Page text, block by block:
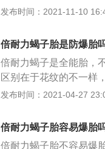
于生产子午线轿车轮胎
家工厂，并给很多汽车
轮胎是机动球的非常重
撑作用。如轮胎满足不
行驶安全性。
发布时间：2021-11-10
倍耐力蝎子胎是防爆胎
倍耐力蝎子是全能胎，
区别在于花纹的不一样
R，可以理解为四季胎
适性，适合城市公路和
适用于混合路面和城市
发布时间：2021-04-27
倍耐力蝎子胎容易爆胎
倍耐力蝎子胎不容易爆